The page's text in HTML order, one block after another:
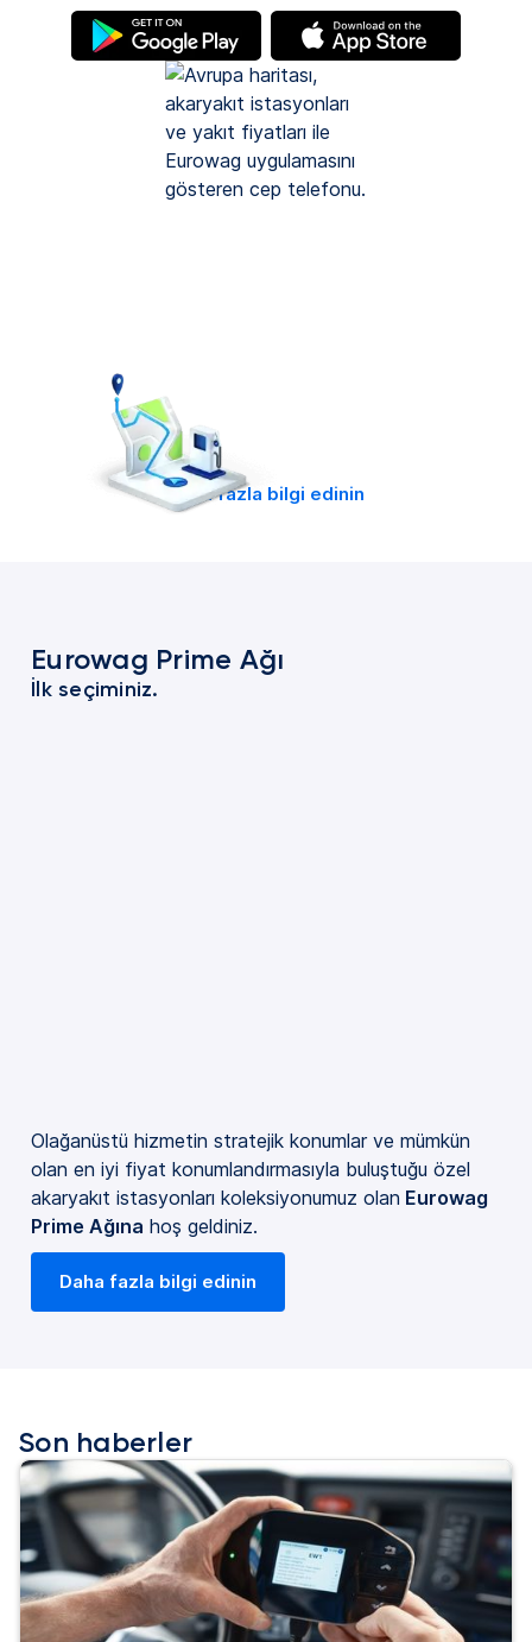
(yeni
bir
sekmede)
Daha fazla bilgi edinin
Eurowag Prime Ağı
İlk seçiminiz.
Olağanüstü hizmetin stratejik konumlar ve mümkün
olan en iyi fiyat konumlandırmasıyla buluştuğu özel
akaryakıt istasyonları koleksiyonumuz olan Eurowag
Prime Ağına hoş geldiniz.
Daha fazla bilgi edinin
Son haberler